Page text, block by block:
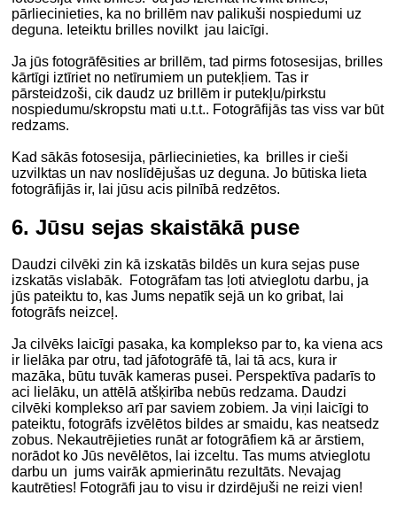
pārliecinieties, ka no brillēm nav palikuši nospiedumi uz
deguna. Ieteiktu brilles novilkt jau laicīgi.
Ja jūs fotogrāfēsities ar brillēm, tad pirms fotosesijas, brilles
kārtīgi iztīriet no netīrumiem un putekļiem. Tas ir
pārsteidzoši, cik daudz uz brillēm ir putekļu/pirkstu
nospiedumu/skropstu mati u.t.t.. Fotogrāfijās tas viss var būt
redzams.
Kad sākās fotosesija, pārliecinieties, ka brilles ir cieši
uzvilktas un nav noslīdējušas uz deguna. Jo būtiska lieta
fotogrāfijās ir, lai jūsu acis pilnībā redzētos.
6. Jūsu sejas skaistākā puse
Daudzi cilvēki zin kā izskatās bildēs un kura sejas puse
izskatās vislabāk. Fotogrāfam tas ļoti atvieglotu darbu, ja
jūs pateiktu to, kas Jums nepatīk sejā un ko gribat, lai
fotogrāfs neizceļ.
Ja cilvēks laicīgi pasaka, ka komplekso par to, ka viena acs
ir lielāka par otru, tad jāfotogrāfē tā, lai tā acs, kura ir
mazāka, būtu tuvāk kameras pusei. Perspektīva padarīs to
aci lielāku, un attēlā atšķirība nebūs redzama. Daudzi
cilvēki komplekso arī par saviem zobiem. Ja viņi laicīgi to
pateiktu, fotogrāfs izvēlētos bildes ar smaidu, kas neatsedz
zobus. Nekautrējieties runāt ar fotogrāfiem kā ar ārstiem,
norādot ko Jūs nevēlētos, lai izceltu. Tas mums atvieglotu
darbu un jums vairāk apmierinātu rezultāts. Nevajag
kautrēties! Fotogrāfi jau to visu ir dzirdējuši ne reizi vien!